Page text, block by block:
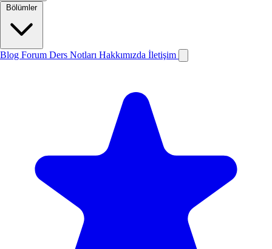
Bölümler
Blog Forum Ders Notları Hakkımızda İletişim